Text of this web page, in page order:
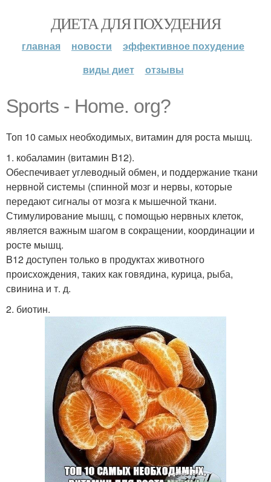
ДИЕТА ДЛЯ ПОХУДЕНИЯ
главная новости
эффективное похудение
виды диет
отзывы
Sports - Home. org?
Топ 10 самых необходимых, витамин для роста мышц.
1. кобаламин (витамин B12).
Обеспечивает углеводный обмен, и поддержание ткани
нервной системы (спинной мозг и нервы, которые
передают сигналы от мозга к мышечной ткани.
Стимулирование мышц, с помощью нервных клеток,
является важным шагом в сокращении, координации и
росте мышц.
B12 доступен только в продуктах животного
происхождения, таких как говядина, курица, рыба,
свинина и т. д.
2. биотин.